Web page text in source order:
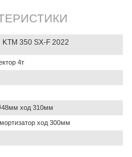
KTM 350 SX-F 2022
4т
ход 310мм
ход 300мм